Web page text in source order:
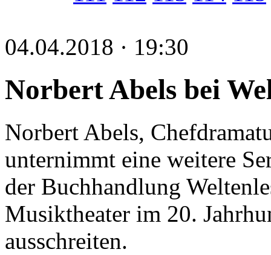
04.04.2018 · 19:30
Norbert Abels bei
Norbert Abels,
unternimmt eine weitere
der Buchhandlung
Musiktheater im 20.
ausschreiten.